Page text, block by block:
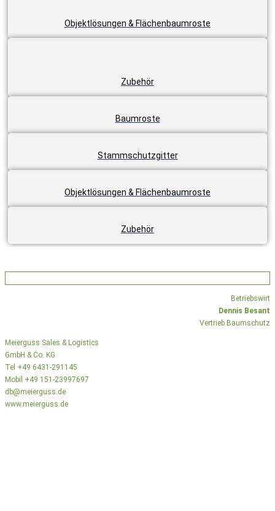
Objektlösungen & Flächenbaumroste
Zubehör
Baumroste
Stammschutzgitter
Objektlösungen & Flächenbaumroste
Zubehör
Betriebswirt
Dennis Besant
Vertrieb Baumschutz
Meierguss Sales & Logistics
GmbH & Co. KG
Tel +49 6431-291145
Mobil +49 151-23997697
db@meierguss.de
www.meierguss.de